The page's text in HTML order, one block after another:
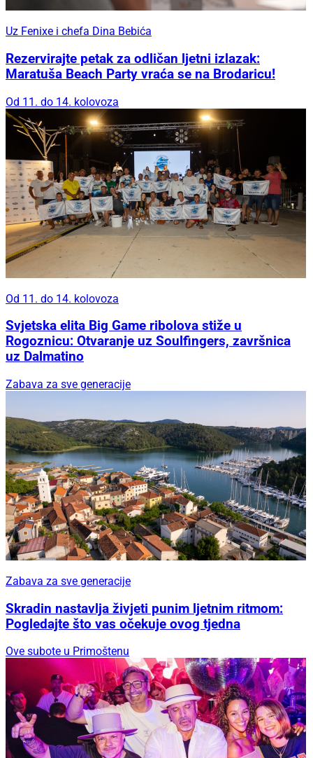
Uz Fenixe i chefa Dina Bebića
Rezervirajte petak za odličan ljetni izlazak:
Maratuša Beach Party vraća se na Brodaricu!
Od 11. do 14. kolovoza
Od 11. do 14. kolovoza
Svjetska elita Big Game ribolova stiže u
Rogoznicu: Otvaranje uz Soulfingers, završnica
uz Dalmatino
Zabava za sve generacije
Zabava za sve generacije
Skradin nastavlja živjeti punim ljetnim ritmom:
Pogledajte što vas očekuje ovog tjedna
Ove subote u Primoštenu